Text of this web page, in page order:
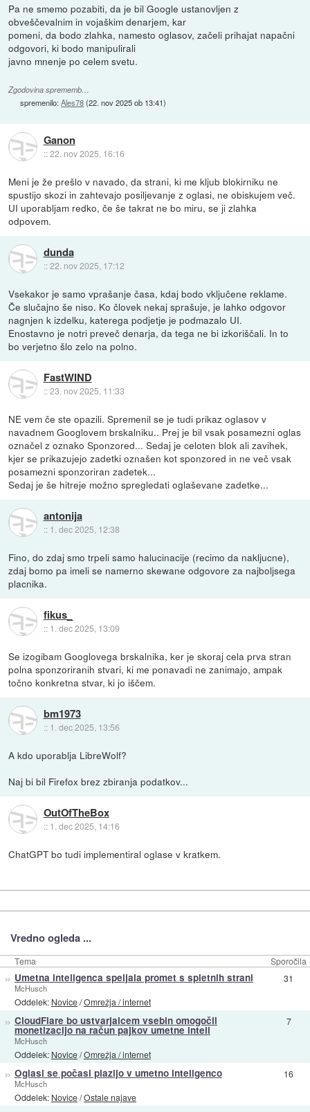
Pa ne smemo pozabiti, da je bil Google ustanovljen z
obveščevalnim in vojaškim denarjem, kar
pomeni, da bodo zlahka, namesto oglasov, začeli prihajat napačni
odgovori, ki bodo manipulirali
javno mnenje po celem svetu.
Zgodovina sprememb…
spremenilo:Ales78(22. nov 2025 ob 13:41)
Ganon
::22. nov 2025, 16:16
Meni je že prešlo v navado, da strani, ki me kljub blokirniku ne
spustijo skozi in zahtevajo posiljevanje z oglasi, ne obiskujem več.
UI uporabljam redko, če še takrat ne bo miru, se ji zlahka
odpovem.
dunda
::22. nov 2025, 17:12
Vsekakor je samo vprašanje časa, kdaj bodo vključene reklame.
Če slučajno še niso. Ko človek nekaj sprašuje, je lahko odgovor
nagnjen k izdelku, katerega podjetje je podmazalo UI.
Enostavno je notri preveč denarja, da tega ne bi izkoriščali. In to
bo verjetno šlo zelo na polno.
FastWIND
::23. nov 2025, 11:33
NE vem če ste opazili. Spremenil se je tudi prikaz oglasov v
navadnem Googlovem brskalniku.. Prej je bil vsak posamezni oglas
označel z oznako Sponzored... Sedaj je celoten blok ali zavihek,
kjer se prikazujejo zadetki oznašen kot sponzored in ne več vsak
posamezni sponzoriran zadetek...
Sedaj je še hitreje možno spregledati oglaševane zadetke...
antonija
:: 1. dec 2025, 12:38
Fino, do zdaj smo trpeli samo halucinacije (recimo da nakljucne),
zdaj bomo pa imeli se namerno skewane odgovore za najboljsega
placnika.
fikus_
:: 1. dec 2025, 13:09
Se izogibam Googlovega brskalnika, ker je skoraj cela prva stran
polna sponzoriranih stvari, ki me ponavadi ne zanimajo, ampak
točno konkretna stvar, ki jo iščem.
bm1973
:: 1. dec 2025, 13:56
A kdo uporablja LibreWolf?
Naj bi bil Firefox brez zbiranja podatkov...
OutOfTheBox
:: 1. dec 2025, 14:16
ChatGPT bo tudi implementiral oglase v kratkem.
Vredno ogleda ...
Tema Sporočila
» Umetna inteligenca speljala promet s spletnih strani
McHusch
Oddelek: Novice/Omrežja / internet
31
» CloudFlare bo ustvarjalcem vsebin omogočil
monetizacijo na račun pajkov umetne inteli
McHusch
Oddelek: Novice/Omrežja / internet
7
» Oglasi se počasi plazijo v umetno inteligenco
McHusch
Oddelek: Novice/Ostale najave
16